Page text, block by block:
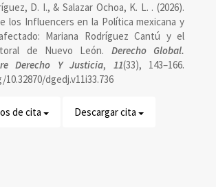
D. I., & Salazar Ochoa, K. L. . (2026).
los Influencers en la Política mexicana y
Mariana Rodríguez Cantú y el
de Nuevo León. Derecho Global.
Derecho Y Justicia, 11(33), 143–166.
dgedj.v11i33.736
de cita Descargar cita